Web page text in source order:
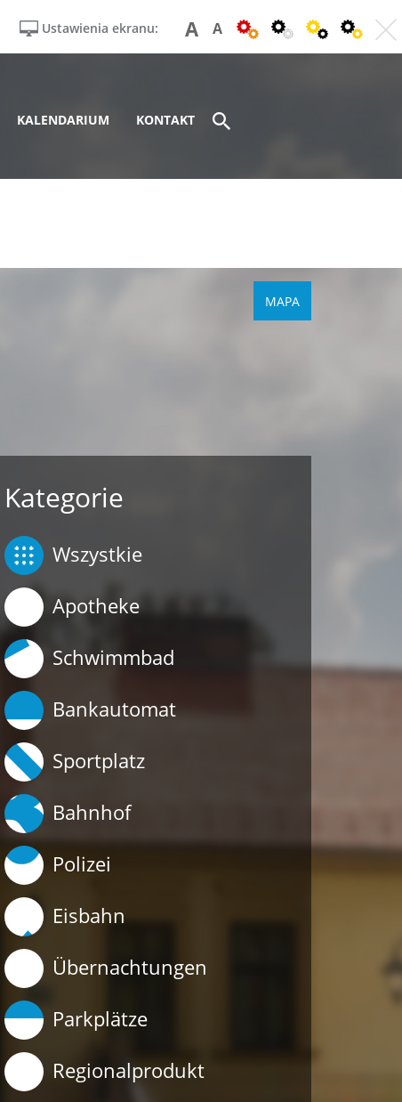
Ustawienia ekranu: A A
KALENDARIUM KONTAKT
MAPA
Kategorie
Wszystkie
Apotheke
Schwimmbad
Bankautomat
Sportplatz
Bahnhof
Polizei
Eisbahn
Übernachtungen
Parkplätze
Regionalprodukt